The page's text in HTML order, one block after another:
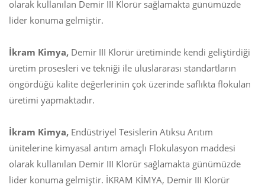
olarak kullanılan Demir III Klorür sağlamakta günümüzde
lider konuma gelmiştir.
İkram Kimya, Demir III Klorür üretiminde kendi geliştirdiği
üretim prosesleri ve tekniği ile uluslararası standartların
öngördüğü kalite değerlerinin çok üzerinde saflıkta flokulan
üretimi yapmaktadır.
İkram Kimya, Endüstriyel Tesislerin Atıksu Arıtım
ünitelerine kimyasal arıtım amaçlı Flokulasyon maddesi
olarak kullanılan Demir III Klorür sağlamakta günümüzde
lider konuma gelmiştir. İKRAM KİMYA, Demir III Klorür